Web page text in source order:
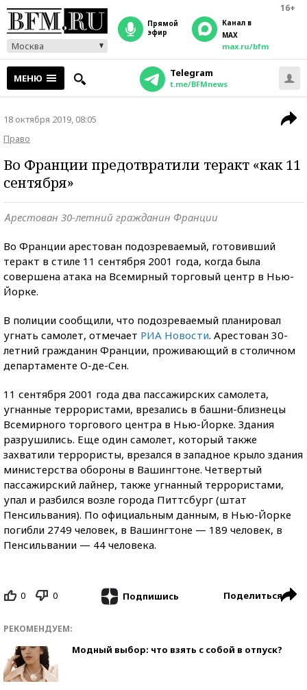
16+
Москва
прямой
эфир
Канал в
MAX
max.ru/bfm
МЕНЮ Telegram
t.me/BFMnews
18 октября 2019, 08:05
Право
Во Франции предотвратили теракт «как 11
сентября»
Арестован 30-летний гражданин Франции
Во Франции арестован подозреваемый, готовивший
теракт в стиле 11 сентября 2001 года, когда была
совершена атака на Всемирный торговый центр в Нью-
Йорке.
В полиции сообщили, что подозреваемый планировал
угнать самолет, отмечает РИА Новости. Арестован 30-
летний гражданин Франции, проживающий в столичном
департаменте О-де-Сен.
11 сентября 2001 года два пассажирских самолета,
угнанные террористами, врезались в башни-близнецы
Всемирного торгового центра в Нью-Йорке. Здания
разрушились. Еще один самолет, который также
захватили террористы, врезался в западное крыло здания
министерства обороны в Вашингтоне. Четвертый
пассажирский лайнер, также угнанный террористами,
упал и разбился возле города Питтсбург (штат
Пенсильвания). По официальным данным, в Нью-Йорке
погибли 2749 человек, в Вашингтоне — 189 человек, в
Пенсильвании — 44 человека.
0 0 Подпишись Поделиться
РЕКОМЕНДУЕМ:
Модный выбор: что взять с собой в отпуск?